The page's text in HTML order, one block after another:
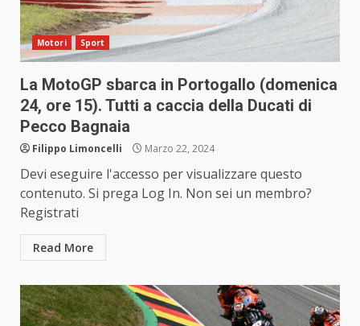
Motori Sport
La MotoGP sbarca in Portogallo (domenica
24, ore 15). Tutti a caccia della Ducati di
Pecco Bagnaia
Filippo Limoncelli Marzo 22, 2024
Devi eseguire l'accesso per visualizzare questo
contenuto. Si prega Log In. Non sei un membro?
Registrati
Read More